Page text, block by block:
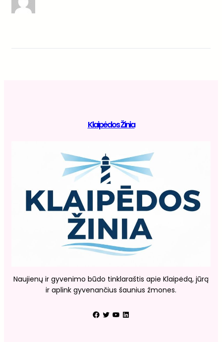
Klaipėdos Žinia
Naujienų ir gyvenimo būdo tinklaraštis apie Klaipėdą, jūrą
ir aplink gyvenančius šaunius žmones.
Facebook Twitter YouTube LinkedIn